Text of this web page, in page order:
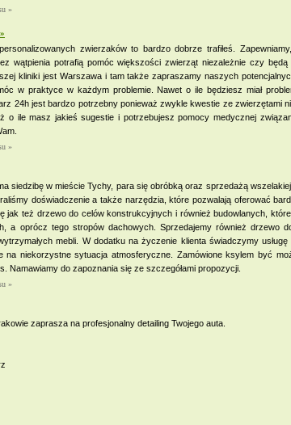
»
zwierzaków to bardzo dobrze trafiłeś.
wątpienia potrafią pomóc większości zwierząt niezależnie czy
kliniki jest Warszawa i tam także zapraszamy naszych
w praktyce w każdym problemie. Nawet o ile będziesz miał
24h jest bardzo potrzebny ponieważ zwykle kwestie ze zwierzętami
o ile masz jakieś sugestie i potrzebujesz pomocy medycznej
»
siedzibę w mieście Tychy, para się obróbką oraz sprzedażą
doświadczenie a także narzędzia, które pozwalają oferować
jak też drzewo do celów konstrukcyjnych i również budowlanych,
a oprócz tego stropów dachowych. Sprzedajemy również drzewo
mebli. W dodatku na życzenie klienta świadczymy
na niekorzystne sytuacja atmosferyczne. Zamówione ksylem być
Namawiamy do zapoznania się ze szczegółami propozycji.
»
zaprasza na profesjonalny detailing Twojego auta.